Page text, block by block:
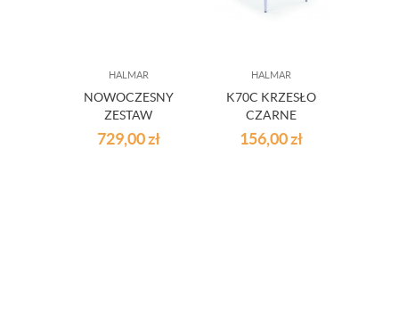
HALMAR
NOWOCZESNY
ZESTAW
STOLOWY
MALCOLM
729,00zł
HALMAR
K70C KRZESŁO
CZARNE
156,00zł